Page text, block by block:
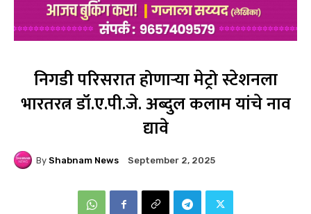
निगडी परिसरात होणाऱ्या मेट्रो स्टेशनला
भारतरत्न डॉ.ए.पी.जे. अब्दुल कलाम यांचे नाव
द्यावे
By Shabnam News September 2, 2025